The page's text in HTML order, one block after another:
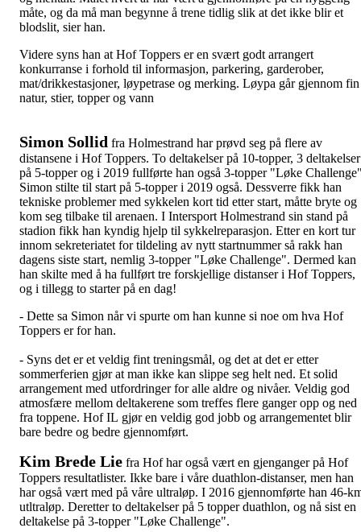
måte, og da må man begynne å trene tidlig slik at det ikke blir et
blodslit, sier han.
Videre syns han at Hof Toppers er en svært godt arrangert
konkurranse i forhold til informasjon, parkering, garderober,
mat/drikkestasjoner, løypetrase og merking. Løypa går gjennom fin
natur, stier, topper og vann
Simon Sollid fra Holmestrand har prøvd seg på flere av
distansene i Hof Toppers. To deltakelser på 10-topper, 3 deltakelser
på 5-topper og i 2019 fullførte han også 3-topper "Løke
Simon stilte til start på 5-topper i 2019 også. Dessverre fikk han
tekniske problemer med sykkelen kort tid etter start, måtte bryte og
kom seg tilbake til arenaen. I Intersport Holmestrand sin stand på
stadion fikk han kyndig hjelp til sykkelreparasjon. Etter en kort tur
innom sekreteriatet for tildeling av nytt startnummer så rakk han
dagens siste start, nemlig 3-topper "Løke Challenge". Dermed kan
han skilte med å ha fullført tre forskjellige distanser i Hof Toppers,
og i tillegg to starter på en dag!
- Dette sa Simon når vi spurte om han kunne si noe om hva Hof
Toppers er for han.
- Syns det er et veldig fint treningsmål, og det at det er etter
sommerferien gjør at man ikke kan slippe seg helt ned. Et solid
arrangement med utfordringer for alle aldre og nivåer. Veldig god
atmosfære mellom deltakerene som treffes flere ganger opp og ned
fra toppene. Hof IL gjør en veldig god jobb og arrangementet blir
bare bedre og bedre gjennomført.
Kim Brede Lie fra Hof har også vært en gjenganger på Hof
Toppers resultatlister. Ikke bare i våre duathlon-distanser, men han
har også vært med på våre ultraløp. I 2016 gjennomførte han 46-
utltraløp. Deretter to deltakelser på 5 topper duathlon, og nå sist en
deltakelse på 3-topper "Løke Challenge".